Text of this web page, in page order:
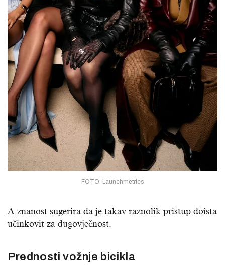
FOTO: Launchmetrics
A znanost sugerira da je takav raznolik pristup doista
učinkovit za dugovječnost.
Prednosti vožnje bicikla